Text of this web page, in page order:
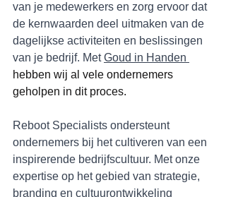
van je medewerkers en zorg ervoor dat
de kernwaarden deel uitmaken van de
dagelijkse activiteiten en beslissingen
van je bedrijf. Met Goud in Handen
hebben wij al vele ondernemers
geholpen in dit proces.
Reboot Specialists ondersteunt
ondernemers bij het cultiveren van een
inspirerende bedrijfscultuur. Met onze
expertise op het gebied van strategie,
branding en cultuurontwikkeling